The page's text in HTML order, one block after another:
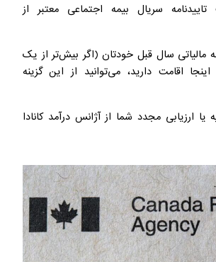
سریال بیمه اجتماعی معتبر از
مالیاتی سال قبل خودتان (اگر بیش‌تر از یک
اقامت دارید، می‌توانید از این گزینه
یا ارزیابی مجدد شما از آژانس درآمد کانادا